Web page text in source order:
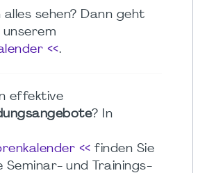
alles sehen? Dann geht
unserem
<<.
effektive
? In
<< finden Sie
Seminar- und Trainings-